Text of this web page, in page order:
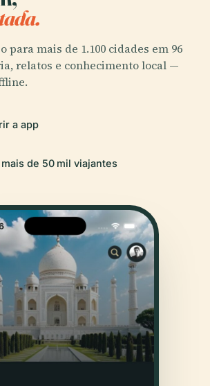
para mais de 1.100 cidades em 96
relatos e conhecimento local —
a app
de 50 mil viajantes